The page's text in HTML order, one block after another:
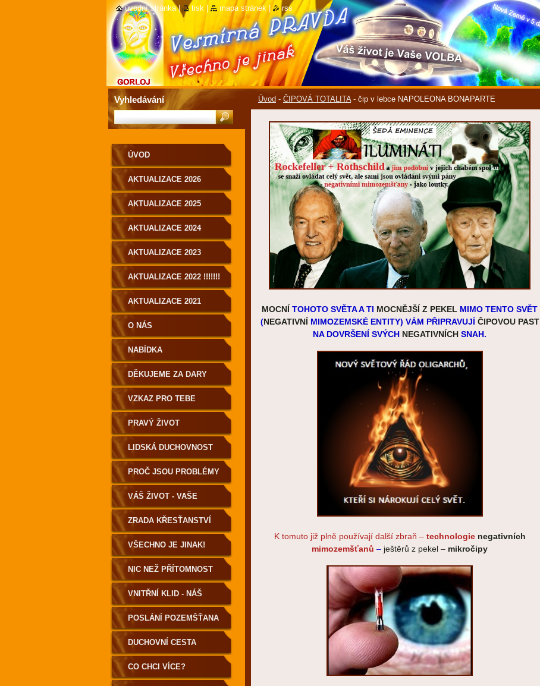
Úvod - ČIPOVÁ TOTALITA - čip v lebce NAPOLEONA BONAPARTE
MOCNÍ TOHOTO SVĚTA A TI MOCNĚJŠÍ Z PEKEL MIMO TENTO SVĚT
(NEGATIVNÍ MIMOZEMSKÉ ENTITY) VÁM PŘIPRAVUJÍ ČIPOVOU PAST
NA DOVRŠENÍ SVÝCH NEGATIVNÍCH SNAH.
K tomuto již plně používají další zbraň –technologie negativních
mimozemšťanů – ještěrů z pekel – mikročipy
ÚVOD
AKTUALIZACE 2026
AKTUALIZACE 2025
AKTUALIZACE 2024
AKTUALIZACE 2023
AKTUALIZACE 2022 !!!!!!!
AKTUALIZACE 2021
O NÁS
NABÍDKA
DĚKUJEME ZA DARY
VZKAZ PRO TEBE
PRAVÝ ŽIVOT
LIDSKÁ DUCHOVNOST
PRO POZEMŠŤANY!
PROČ JSOU PROBLÉMY
A NEMOCI?
VÁŠ ŽIVOT - VAŠE
VOLBA
ZRADA KŘESŤANSTVÍ
VŠECHNO JE JINAK!
NIC NEŽ PŘÍTOMNOST
VNITŘNÍ KLID - NÁŠ
DOMOV
POSLÁNÍ POZEMŠŤANA
DUCHOVNÍ CESTA
POZEMŠŤANA
CO CHCI VÍCE?
Vyhledávání
úvodní stránka | tisk mapa stránek rss